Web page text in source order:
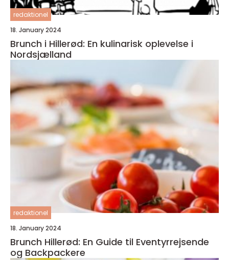
redaktionel
18. January 2024
Brunch i Hillerød: En kulinarisk oplevelse i
Nordsjælland
redaktionel
18. January 2024
Brunch Hillerød: En Guide til Eventyrrejsende
og Backpackere